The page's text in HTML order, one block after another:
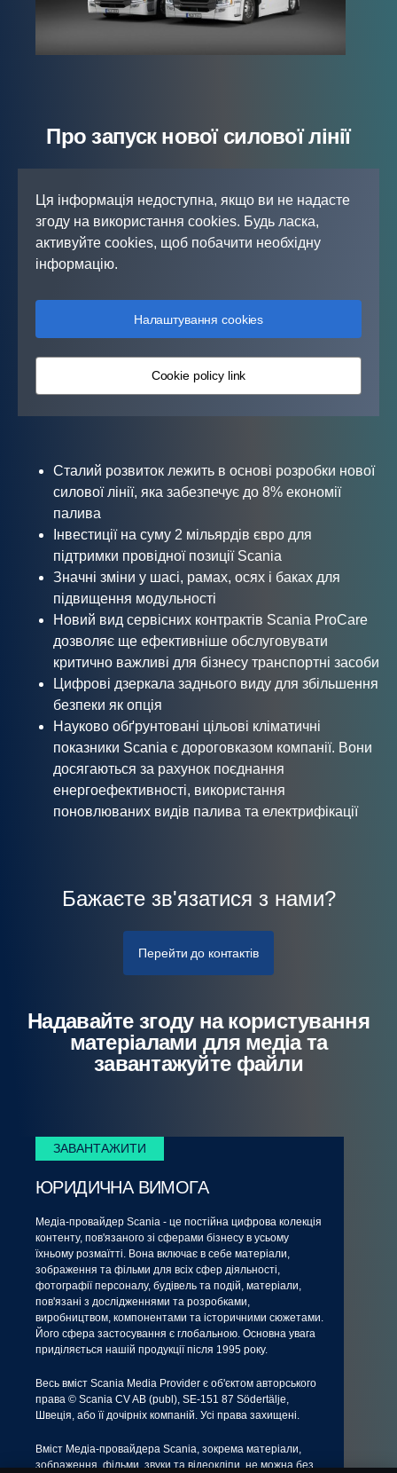
Про запуск нової силової лінії
Ця інформація недоступна, якщо ви не надасте
згоду на використання cookies. Будь ласка,
активуйте cookies, щоб побачити необхідну
інформацію.
Налаштування cookies
Cookie policy link
Сталий розвиток лежить в основі розробки нової
силової лінії, яка забезпечує до 8% економії
палива
Інвестиції на суму 2 мільярдів євро для
підтримки провідної позиції Scania
Значні зміни у шасі, рамах, осях і баках для
підвищення модульності
Новий вид сервісних контрактів Scania ProCare
дозволяє ще ефективніше обслуговувати
критично важливі для бізнесу транспортні засоби
Цифрові дзеркала заднього виду для збільшення
безпеки як опція
Науково обґрунтовані цільові кліматичні
показники Scania є дороговказом компанії. Вони
досягаються за рахунок поєднання
енергоефективності, використання
поновлюваних видів палива та електрифікації
Бажаєте зв'язатися з нами?
Перейти до контактів
Надавайте згоду на користування
матеріалами для медіа та
завантажуйте файли
ЗАВАНТАЖИТИ
ЮРИДИЧНА ВИМОГА
Медіа-провайдер Scania - це постійна цифрова колекція
контенту, пов'язаного зі сферами бізнесу в усьому
їхньому розмаїтті. Вона включає в себе матеріали,
зображення та фільми для всіх сфер діяльності,
фотографії персоналу, будівель та подій, матеріали,
пов'язані з дослідженнями та розробками,
виробництвом, компонентами та історичними сюжетами.
Його сфера застосування є глобальною. Основна увага
приділяється нашій продукції після 1995 року.
Весь вміст Scania Media Provider є об'єктом авторського
права © Scania CV AB (publ), SE-151 87 Södertälje,
Швеція, або її дочірніх компаній. Усі права захищені.
Вміст Медіа-провайдера Scania, зокрема матеріали,
зображення, фільми, звуки та відеокліпи, не можна без